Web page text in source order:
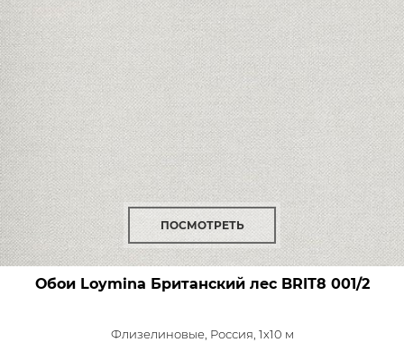
ПОСМОТРЕТЬ
Обои Loymina Британский лесBRIT8 001/2
Флизелиновые, Россия, 1x10 м